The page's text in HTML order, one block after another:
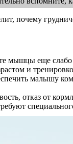
почему
мышцы еще
и
малышу
отказ от